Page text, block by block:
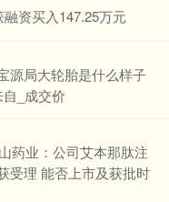
资买入147.25万元
源局大轮胎是什么样子
_成交价
药业：公司艾本那肽注
受理 能否上市及获批时